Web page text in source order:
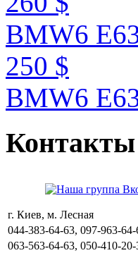
BMW6
250 $
BMW6
Контакты
г. Киев, м. Лесная
044-383-64-63, 097-963-64-
063-563-64-63, 050-410-20-